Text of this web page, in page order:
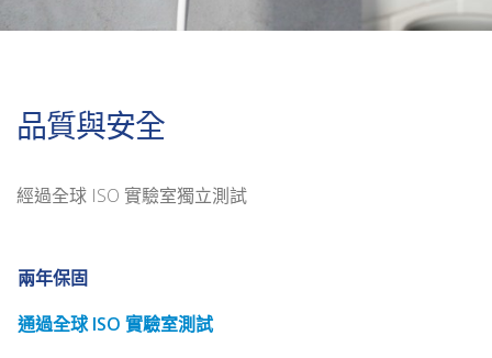
品質與安全
經過全球 ISO 實驗室獨立測試
兩年保固
通過全球 ISO 實驗室測試